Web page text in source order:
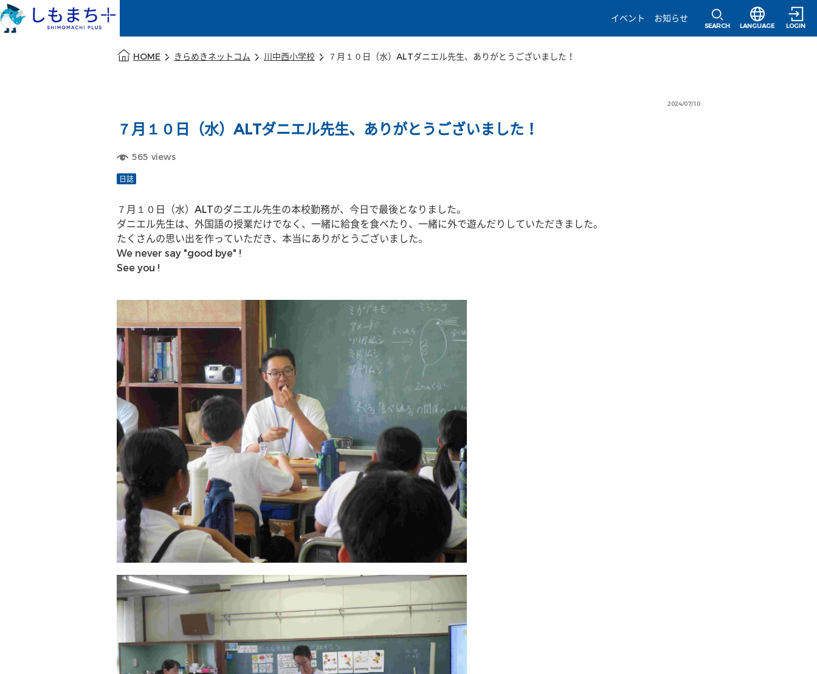
イベント
お知らせ
SEARCH
選択すると言語
LANGUAGE LOGIN
HOME きらめきネットコム 川中西小学校 ７月１０日（水）ALTダニエル先生、ありがとうございました！
2024/07/10
７月１０日（水）ALTダニエル先生、ありがとうございました！
565 views
日誌
７月１０日（水）ALTのダニエル先生の本校勤務が、今日で最後となりました。
ダニエル先生は、外国語の授業だけでなく、一緒に給食を食べたり、一緒に外で遊んだりしていただきました。
たくさんの思い出を作っていただき、本当にありがとうございました。
We never say "good bye" !
See you !